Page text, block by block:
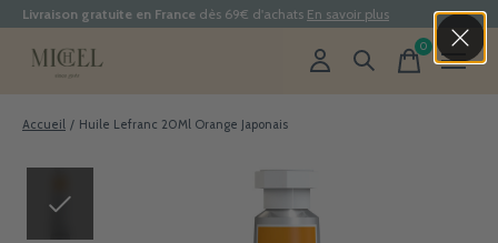
Livraison gratuite en France dès 69€ d'achats En savoir plus
0items
Accueil / Huile Lefranc 20Ml Orange Japonais